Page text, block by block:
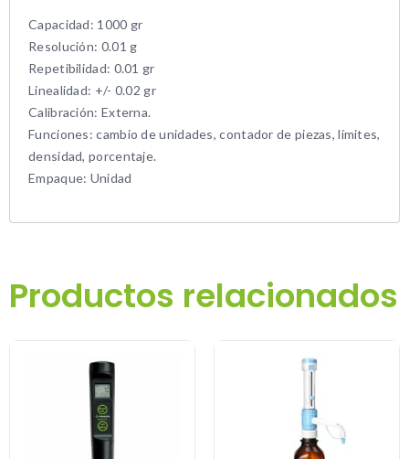
Capacidad: 1000 gr
Resolución: 0.01 g
Repetibilidad: 0.01 gr
Linealidad: +/- 0.02 gr
Calibración: Externa.
Funciones: cambio de unidades, contador de piezas, límites,
densidad, porcentaje.
Empaque: Unidad
Productos relacionados